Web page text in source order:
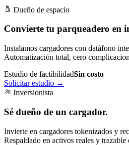
Dueño de espacio
Convierte tu parqueadero en
Instalamos cargadores con datáfono
Automatización total, cero
Estudio de factibilidadSin costo
Solicitar estudio →
Inversionista
Sé dueño de un cargador.
Invierte en cargadores tokenizados y
Respaldado en activos reales y